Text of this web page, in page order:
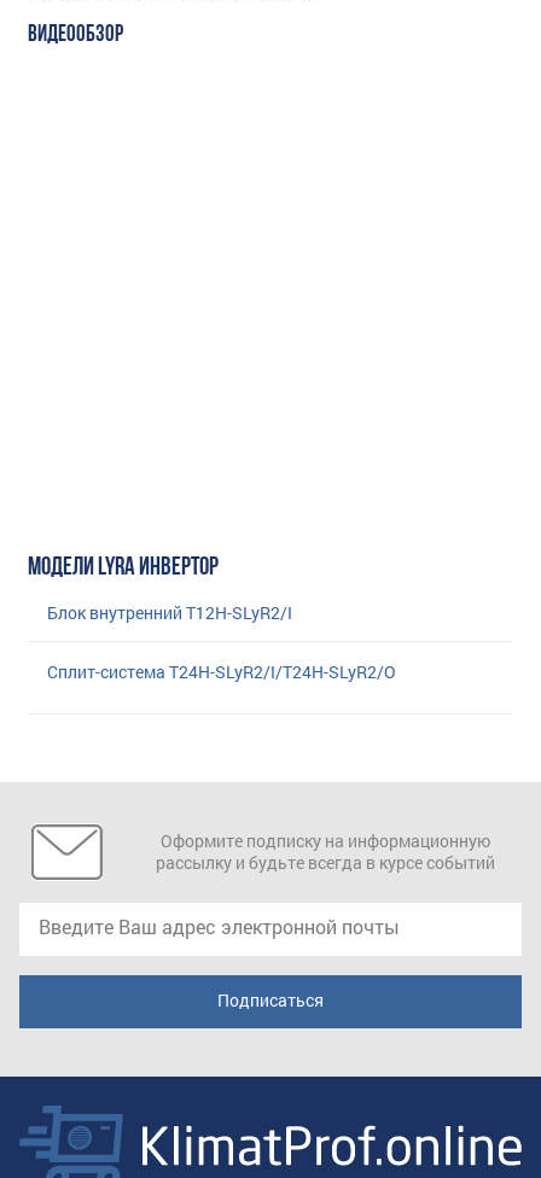
ВИДЕООБЗОР
МОДЕЛИ LYRA ИНВЕРТОР
Блок внутренний T12H-SLyR2/I
Сплит-система T24H-SLyR2/I/T24H-SLyR2/O
Оформите подписку на информационную
рассылку и будьте всегда в курсе событий